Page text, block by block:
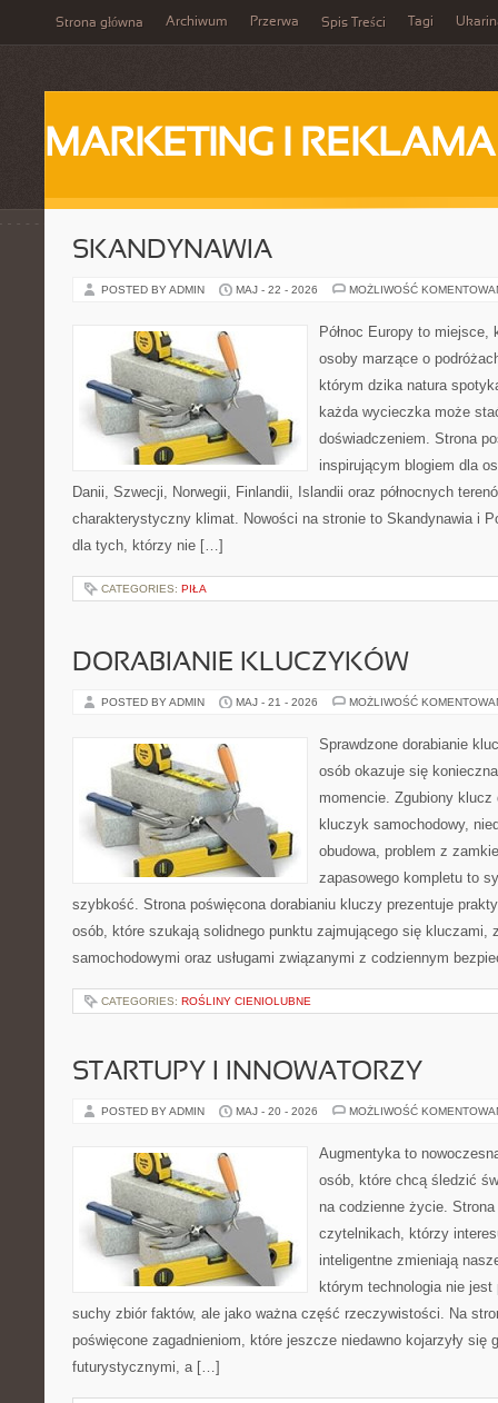
Strona główna Archiwum Przerwa Spis Treści Tagi
MARKETING I REKLAMA
SKANDYNAWIA
POSTED BY ADMIN MAJ - 22 - 2026 MOŻLIWOŚĆ
Północ Europy to miejsce,
osoby marzące o
którym dzika natura
każda wycieczka może
doświadczeniem. Strona
inspirującym blogiem dla
Danii, Szwecji, Norwegii, Finlandii, Islandii oraz północnych
charakterystyczny klimat. Nowości na stronie to Skandynawia i
dla tych, którzy nie […]
CATEGORIES: PIŁA
DORABIANIE KLUCZYKÓW
POSTED BY ADMIN MAJ - 21 - 2026 MOŻLIWOŚĆ
Sprawdzone dorabianie
osób okazuje się
momencie. Zgubiony
kluczyk samochodowy,
obudowa, problem z
zapasowego kompletu to
szybkość. Strona poświęcona dorabianiu kluczy prezentuje
osób, które szukają solidnego punktu zajmującego się kluczami,
samochodowymi oraz usługami związanymi z codziennym
CATEGORIES: ROŚLINY CIENIOLUBNE
STARTUPY I INNOWATORZY
POSTED BY ADMIN MAJ - 20 - 2026 MOŻLIWOŚĆ
Augmentyka to
osób, które chcą śledzić
na codzienne życie.
czytelnikach, którzy
inteligentne zmieniają
którym technologia nie
suchy zbiór faktów, ale jako ważna część rzeczywistości. Na
poświęcone zagadnieniom, które jeszcze niedawno kojarzyły się
futurystycznymi, a […]